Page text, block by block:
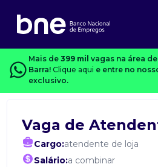
Mais de 399 mil vagas na área
Barra! Clique aqui e entre no
exclusivo.
Vaga de
Cargo:atendente de loja
Salário:a combinar